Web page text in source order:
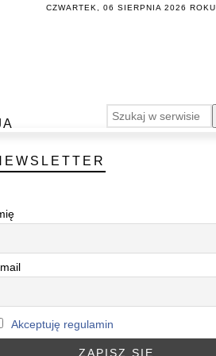
CZWARTEK, 06 SIERPNIA 2026 ROKU.
Akceptuję regulamin